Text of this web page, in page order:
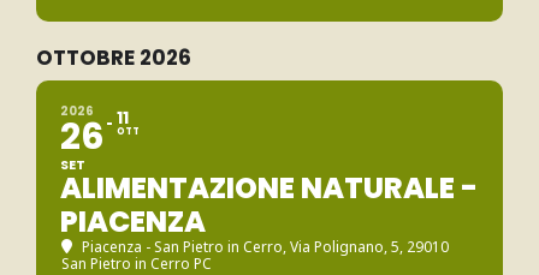
OTTOBRE 2026
2026
26
SET
11
OTT
ALIMENTAZIONE NATURALE -
PIACENZA
Piacenza - San Pietro in Cerro, Via Polignano, 5, 29010
San Pietro in Cerro PC